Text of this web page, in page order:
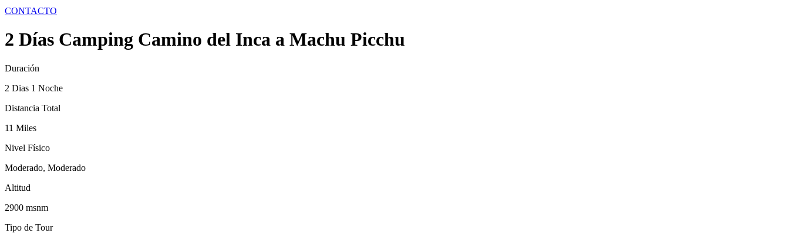
CONTACTO
2 Días Camping Camino del Inca a Machu Picchu
Duración
2 Dias 1 Noche
Distancia Total
11 Miles
Nivel Físico
Moderado, Moderado
Altitud
2900 msnm
Tipo de Tour